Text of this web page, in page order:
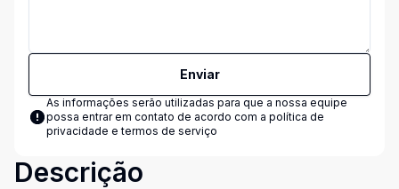
Enviar
As informações serão utilizadas para que a nossa equipe
possa entrar em contato de acordo com a política de
privacidade e termos de serviço
Descrição